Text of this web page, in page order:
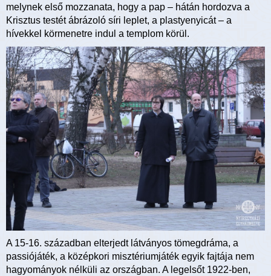
melynek első mozzanata, hogy a pap – hátán hordozva a
Krisztus testét ábrázoló síri leplet, a plastyenyicát – a
hívekkel körmenetre indul a templom körül.
A 15-16. században elterjedt látványos tömegdráma, a
passiójáték, a középkori misztériumjáték egyik fajtája nem
hagyományok nélküli az országban. A legelsőt 1922-ben,